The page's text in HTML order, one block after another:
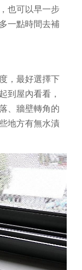
也可以早一步
一點時間去補
，最好選擇下
到屋內看看，
、牆壁轉角的
地方有無水漬